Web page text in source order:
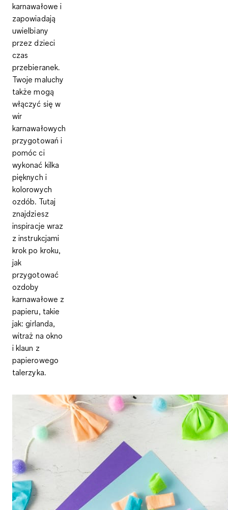
karnawałowe i
zapowiadają
uwielbiany
przez dzieci
czas
przebieranek.
Twoje maluchy
także mogą
włączyć się w
wir
karnawałowych
przygotowań i
pomóc ci
wykonać kilka
pięknych i
kolorowych
ozdób. Tutaj
znajdziesz
inspiracje wraz
z instrukcjami
krok po kroku,
jak
przygotować
ozdoby
karnawałowe z
papieru, takie
jak: girlanda,
witraż na okno
i klaun z
papierowego
talerzyka.